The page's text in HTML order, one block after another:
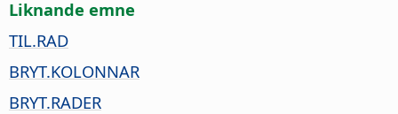
Liknande emne
TIL.RAD
BRYT.KOLONNAR
BRYT.RADER